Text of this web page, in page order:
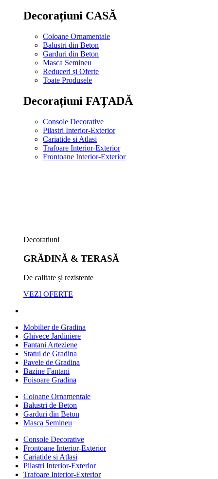
Decorațiuni CASĂ
Coloane Ornamentale
Balustri din Beton
Garduri din Beton
Masca Semineu
Reduceri și Oferte
Toate Produsele
Decorațiuni FAȚADĂ
Console Decorative
Pilastri Interior-Exterior
Cariatide si Atlasi
Trafoare Interior-Exterior
Frontoane Interior-Exterior
Decorațiuni
GRĂDINĂ & TERASĂ
De calitate și rezistente
VEZI OFERTE
Mobilier de Gradina
Ghivece Jardiniere
Fantani Arteziene
Statui de Gradina
Pavele de Gradina
Bazine Fantani
Foisoare Gradina
Coloane Ornamentale
Balustri de Beton
Garduri din Beton
Masca Semineu
Console Decorative
Frontoane Interior-Exterior
Cariatide si Atlasi
Pilastri Interior-Exterior
Trafoare Interior-Exterior